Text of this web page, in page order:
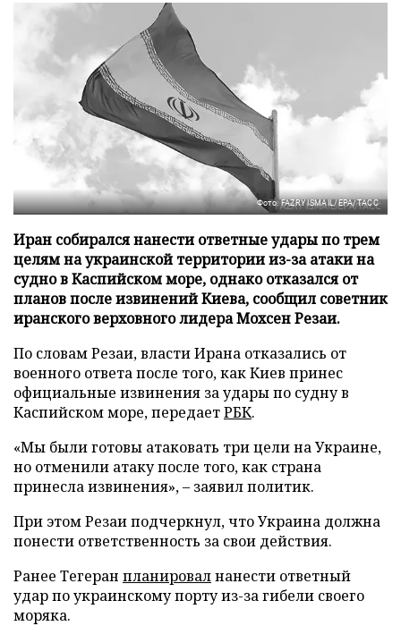
Фото: FAZRY ISMAIL/EPA/ТАСС
Иран собирался нанести ответные удары по трем
целям на украинской территории из-за атаки на
судно в Каспийском море, однако отказался от
планов после извинений Киева, сообщил советник
иранского верховного лидера Мохсен Резаи.
По словам Резаи, власти Ирана отказались от
военного ответа после того, как Киев принес
официальные извинения за удары по судну в
Каспийском море, передаетРБК.
«Мы были готовы атаковать три цели на Украине,
но отменили атаку после того, как страна
принесла извинения», – заявил политик.
При этом Резаи подчеркнул, что Украина должна
понести ответственность за свои действия.
Ранее Тегеран планировалнанести ответный
удар по украинскому порту из-за гибели своего
моряка.